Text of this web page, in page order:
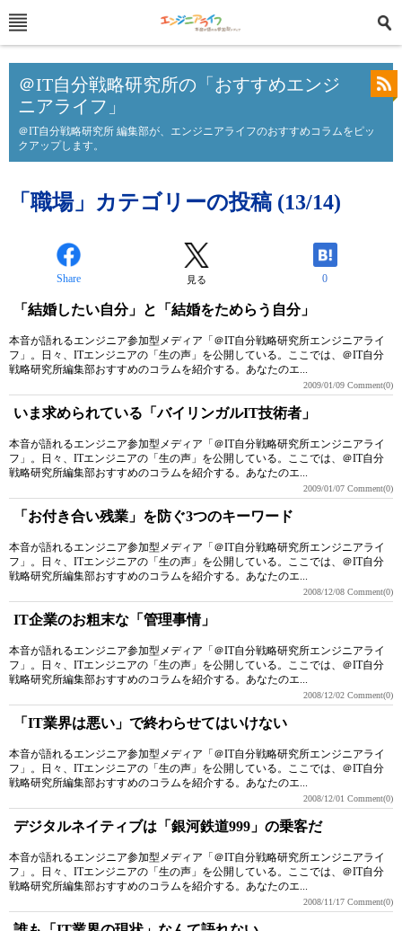
＠IT自分戦略研究所の「おすすめエンジ
ニアライフ」
＠IT自分戦略研究所 編集部が、エンジニアライフのおすすめコラムをピッ
クアップします。
「職場」カテゴリーの投稿 (13/14)
Share 見る 0
「結婚したい自分」と「結婚をためらう自分」
本音が語れるエンジニア参加型メディア「＠IT自分戦略研究所エンジニアライ
フ」。日々、ITエンジニアの「生の声」を公開している。ここでは、＠IT自分
戦略研究所編集部おすすめのコラムを紹介する。あなたのエ...
2009/01/09 Comment(0)
いま求められている「バイリンガルIT技術者」
本音が語れるエンジニア参加型メディア「＠IT自分戦略研究所エンジニアライ
フ」。日々、ITエンジニアの「生の声」を公開している。ここでは、＠IT自分
戦略研究所編集部おすすめのコラムを紹介する。あなたのエ...
2009/01/07 Comment(0)
「お付き合い残業」を防ぐ3つのキーワード
本音が語れるエンジニア参加型メディア「＠IT自分戦略研究所エンジニアライ
フ」。日々、ITエンジニアの「生の声」を公開している。ここでは、＠IT自分
戦略研究所編集部おすすめのコラムを紹介する。あなたのエ...
2008/12/08 Comment(0)
IT企業のお粗末な「管理事情」
本音が語れるエンジニア参加型メディア「＠IT自分戦略研究所エンジニアライ
フ」。日々、ITエンジニアの「生の声」を公開している。ここでは、＠IT自分
戦略研究所編集部おすすめのコラムを紹介する。あなたのエ...
2008/12/02 Comment(0)
「IT業界は悪い」で終わらせてはいけない
本音が語れるエンジニア参加型メディア「＠IT自分戦略研究所エンジニアライ
フ」。日々、ITエンジニアの「生の声」を公開している。ここでは、＠IT自分
戦略研究所編集部おすすめのコラムを紹介する。あなたのエ...
2008/12/01 Comment(0)
デジタルネイティブは「銀河鉄道999」の乗客だ
本音が語れるエンジニア参加型メディア「＠IT自分戦略研究所エンジニアライ
フ」。日々、ITエンジニアの「生の声」を公開している。ここでは、＠IT自分
戦略研究所編集部おすすめのコラムを紹介する。あなたのエ...
2008/11/17 Comment(0)